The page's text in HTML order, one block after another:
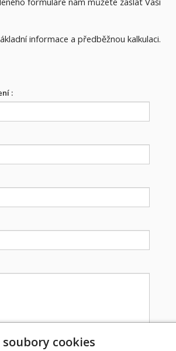
informace a předběžnou kalkulaci.
:
cookies